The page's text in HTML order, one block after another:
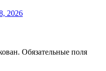
2026
Обязательные поля